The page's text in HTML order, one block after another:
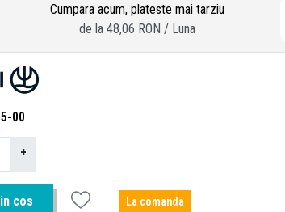
Cumpara acum, plateste mai tarziu
de la 48,06 RON / Luna
00
+
cos La comanda